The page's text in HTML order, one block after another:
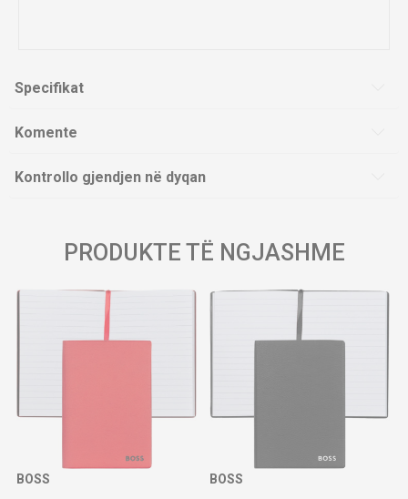
Specifikat
Komente
Kontrollo gjendjen në dyqan
PRODUKTE TË NGJASHME
BOSS BOSS